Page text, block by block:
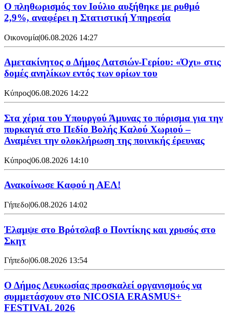
Ο πληθωρισμός τον Ιούλιο αυξήθηκε με ρυθμό
2,9%, αναφέρει η Στατιστική Υπηρεσία
Οικονομία|06.08.2026 14:27
Αμετακίνητος ο Δήμος Λατσιών-Γερίου: «Όχι» στις
δομές ανηλίκων εντός των ορίων του
Κύπρος|06.08.2026 14:22
Στα χέρια του Υπουργού Άμυνας το πόρισμα για την
πυρκαγιά στο Πεδίο Βολής Καλού Χωριού –
Αναμένει την ολοκλήρωση της ποινικής έρευνας
Κύπρος|06.08.2026 14:10
Ανακοίνωσε Καφού η ΑΕΛ!
Γήπεδο|06.08.2026 14:02
Έλαμψε στο Βρότσλαβ ο Ποντίκης και χρυσός στο
Σκητ
Γήπεδο|06.08.2026 13:54
Ο Δήμος Λευκωσίας προσκαλεί οργανισμούς να
συμμετάσχουν στο NICOSIA ERASMUS+
FESTIVAL 2026